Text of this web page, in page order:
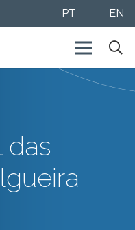
PT EN
das